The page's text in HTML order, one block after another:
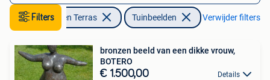
FiltersTuin en Terras Tuinbeelden Verwijder filters
bronzen beeld van een dikke vrouw,
BOTERO
€ 1.500,00 Details